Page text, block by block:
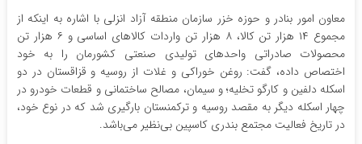
معاون امور بنادر و حوزه خزر سازمان منطقه آزاد انزلی با اشاره به اینکه از
مجموع ۱۴ هزار تن کالا، ۸ هزار تن واردات کالاهای اساسی و ۶ هزار تن
محصولات صادراتی واحدهای تولیدی صنعتی کشورمان را به خود
اختصاص داده، گفت: روغن خوراکی و غلات از روسیه و قزاقستان در دو
اسکله دلفین و کارگو تخلیه؛ و سیمان، مصالح ساختمانی و قطعات خودرو در
چهار اسکله دیگر به مقصد روسیه و ترکمنستان بارگیری شد که در نوع خود،
در تاریخ فعالیت مجتمع بندری کاسپین بی‌نظیر می‌باشد.